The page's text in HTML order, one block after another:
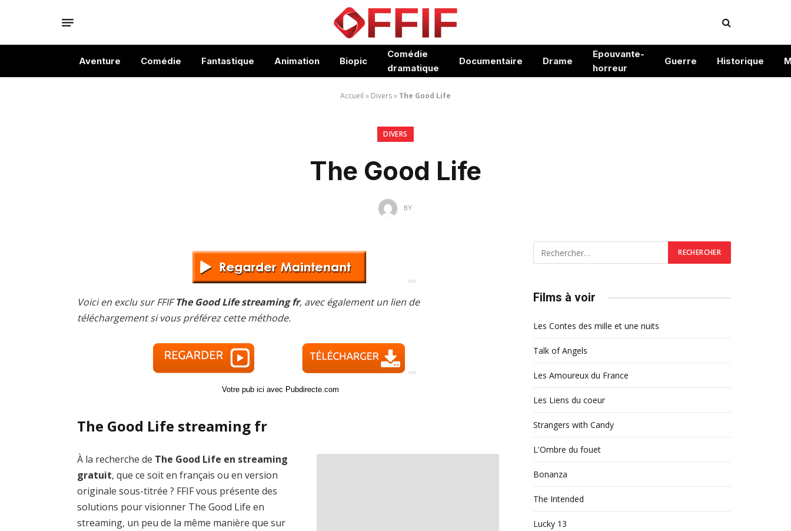
Aventure Comédie Fantastique Animation Biopic
Comédie
dramatique
Documentaire Drame
Epouvante-
horreur
Guerre Historique
Accueil » Divers» The Good Life
DIVERS
The Good Life
BY
Voici en exclu sur FFIFThe Good Life streaming fr, avec également un lien de
téléchargement si vous préférez cette méthode.
Votre pub ici avec Pubdirecte.com
The Good Life streaming fr
À la recherche de The Good Life en streaming
gratuit, que ce soit en français ou en version
originale sous-titrée ? FFIF vous présente des
solutions pour visionner The Good Life en
streaming, un peu de la même manière que sur
Films à voir
Les Contes des mille et une nuits
Talk of Angels
Les Amoureux du France
Les Liens du coeur
Strangers with Candy
L'Ombre du fouet
Bonanza
The Intended
Lucky 13